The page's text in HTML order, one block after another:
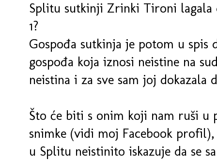
Splitu sutkinji Zrinki Tironi lagala
1?
Gospođa sutkinja je potom u spis
gospođa koja iznosi neistine na
neistina i za sve sam joj dokazala
Što će biti s onim koji nam ruši u
snimke (vidi moj Facebook
u Splitu neistinito iskazuje da se